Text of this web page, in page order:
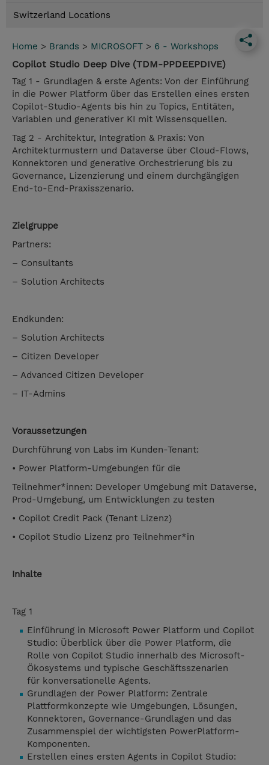
Switzerland Locations
Home > Brands > MICROSOFT > 6 - Workshops
Copilot Studio Deep Dive (TDM-PPDEEPDIVE)
Tag 1 - Grundlagen & erste Agents: Von der Einführung
in die Power Platform über das Erstellen eines ersten
Copilot-Studio-Agents bis hin zu Topics, Entitäten,
Variablen und generativer KI mit Wissensquellen.
Tag 2 - Architektur, Integration & Praxis: Von
Architekturmustern und Dataverse über Cloud-Flows,
Konnektoren und generative Orchestrierung bis zu
Governance, Lizenzierung und einem durchgängigen
End-to-End-Praxisszenario.
Zielgruppe
Partners:
– Consultants
– Solution Architects
Endkunden:
– Solution Architects
– Citizen Developer
– Advanced Citizen Developer
– IT-Admins
Voraussetzungen
Durchführung von Labs im Kunden-Tenant:
• Power Platform-Umgebungen für die
Teilnehmer*innen: Developer Umgebung mit Dataverse,
Prod-Umgebung, um Entwicklungen zu testen
• Copilot Credit Pack (Tenant Lizenz)
• Copilot Studio Lizenz pro Teilnehmer*in
Inhalte
Tag 1
Einführung in Microsoft Power Platform und Copilot
Studio: Überblick über die Power Platform, die
Rolle von Copilot Studio innerhalb des Microsoft-
Ökosystems und typische Geschäftsszenarien
für konversationelle Agents.
Grundlagen der Power Platform: Zentrale
Plattformkonzepte wie Umgebungen, Lösungen,
Konnektoren, Governance-Grundlagen und das
Zusammenspiel der wichtigsten PowerPlatform-
Komponenten.
Erstellen eines ersten Agents in Copilot Studio: